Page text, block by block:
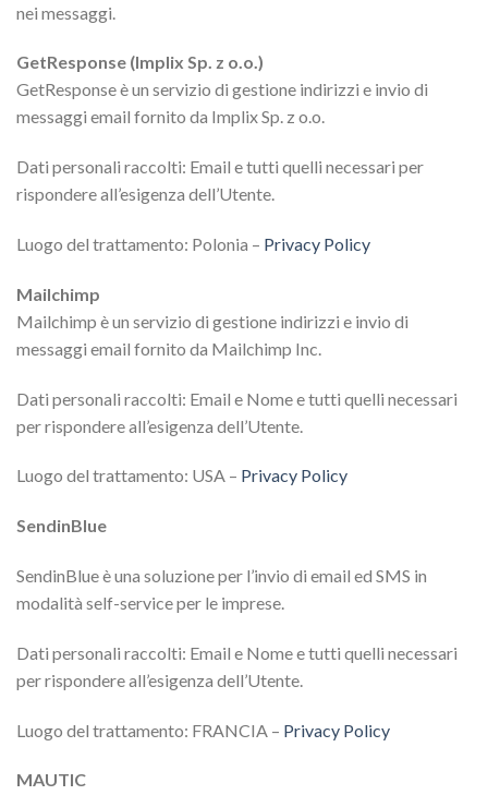
nei messaggi.
GetResponse (Implix Sp. z o.o.)
GetResponse è un servizio di gestione indirizzi e invio di
messaggi email fornito da Implix Sp. z o.o.
Dati personali raccolti: Email e tutti quelli necessari per
rispondere all’esigenza dell’Utente.
Luogo del trattamento: Polonia – Privacy Policy
Mailchimp
Mailchimp è un servizio di gestione indirizzi e invio di
messaggi email fornito da Mailchimp Inc.
Dati personali raccolti: Email e Nome e tutti quelli necessari
per rispondere all’esigenza dell’Utente.
Luogo del trattamento: USA – Privacy Policy
SendinBlue
SendinBlue è una soluzione per l’invio di email ed SMS in
modalità self-service per le imprese.
Dati personali raccolti: Email e Nome e tutti quelli necessari
per rispondere all’esigenza dell’Utente.
Luogo del trattamento: FRANCIA – Privacy Policy
MAUTIC